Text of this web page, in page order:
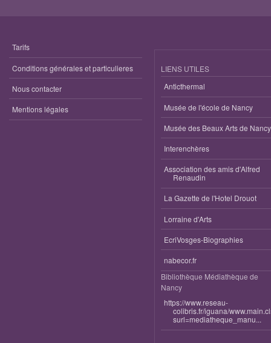
Tarifs
Conditions générales et particulieres
Nous contacter
Mentions légales
LIENS UTILES
Anticthermal
Musée de l'école de Nancy
Musée des Beaux Arts de Nancy
Interenchères
Association des amis d'Alfred
Renaudin
La Gazette de l'Hotel Drouot
Lorraine d'Arts
EcriVosges-Biographies
nabecor.fr
Bibliothèque Médiathèque de
Nancy
https://www.reseau-
colibris.fr/iguana/
surl=mediatheque_manu...